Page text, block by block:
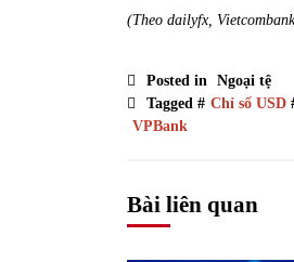
(Theo dailyfx,
Posted in Ngoại tệ
Tagged # Chỉ số USD
VPBank
Bài liên quan